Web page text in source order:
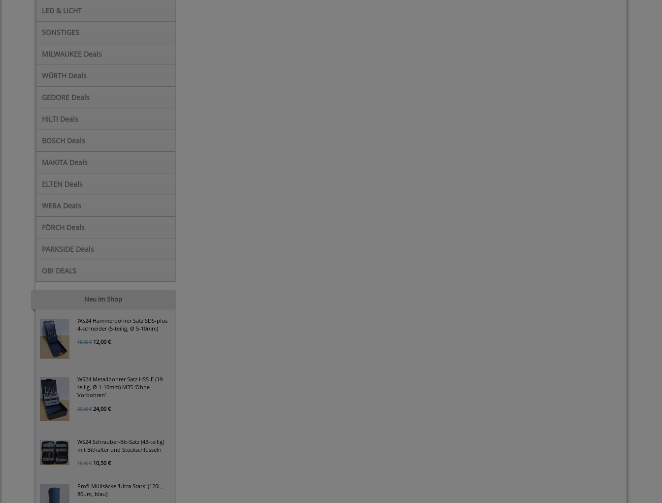
LED & LICHT
SONSTIGES
MILWAUKEE Deals
WÜRTH Deals
GEDORE Deals
HILTI Deals
BOSCH Deals
MAKITA Deals
ELTEN Deals
WERA Deals
FÖRCH Deals
PARKSIDE Deals
OBI DEALS
Neu im Shop
WS24 Hammerbohrer Satz SDS-plus
4-schneider (5-teilig, Ø 5-10mm)
15,00 € 12,00 €
WS24 Metallbohrer Satz HSS-E (19-
teilig, Ø 1-10mm) M35 'Ohne
Vorbohren'
30,00 € 24,00 €
WS24 Schrauber-Bit-Satz (43-teilig)
mit Bithalter und Steckschlüsseln
15,00 € 10,50 €
Profi Müllsäcke 'Ultra Stark' (120L,
80µm, blau)